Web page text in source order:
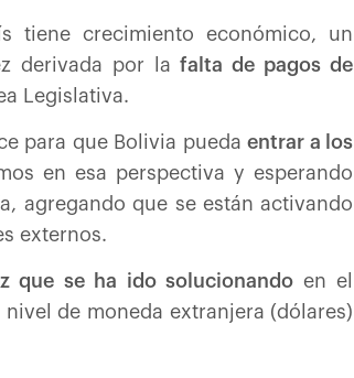
tiene crecimiento económico, un
derivada por la falta de pagos de
Legislativa.
para que Bolivia puedaentrar a los
en esa perspectiva y esperando
agregando que se están activando
externos.
que se ha ido solucionando en el
de moneda extranjera (dólares)